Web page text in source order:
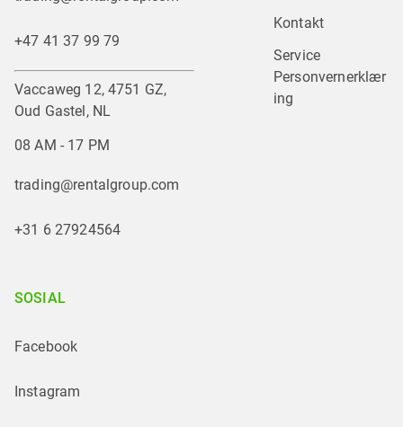
+47 41 37 99 79
Vaccaweg 12, 4751 GZ,
Oud Gastel, NL
08 AM - 17 PM
trading@rentalgroup.com
+31 6 27924564
Kontakt
Service
Personvernerklær
ing
SOSIAL
Facebook
Instagram